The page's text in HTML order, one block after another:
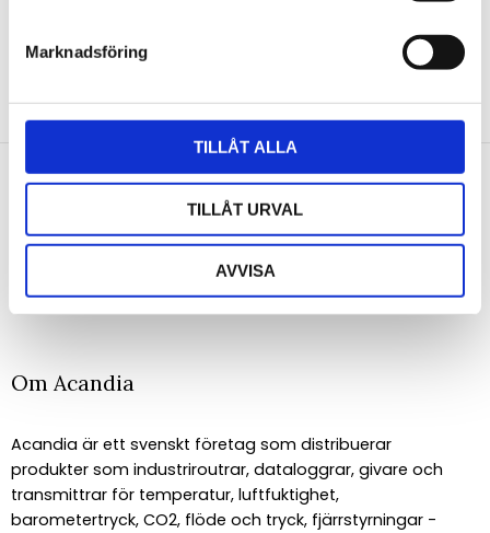
Marknadsföring
TILLÅT ALLA
TILLÅT URVAL
AVVISA
Anmäl dig till vårt nyhetsbrev och ta del av de
PRENUMERERA
Dina personuppgifter behandlas i enlighet med vårintegritetspolicy.
Om Acandia
Acandia är ett svenskt företag som distribuerar
produkter som industriroutrar, dataloggrar, givare och
transmittrar för temperatur, luftfuktighet,
barometertryck, CO2, flöde och tryck, fjärrstyrningar -